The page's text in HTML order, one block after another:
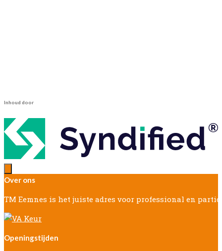
Inhoud door
Over ons
TM Eemnes is het juiste adres voor professional en
Openingstijden